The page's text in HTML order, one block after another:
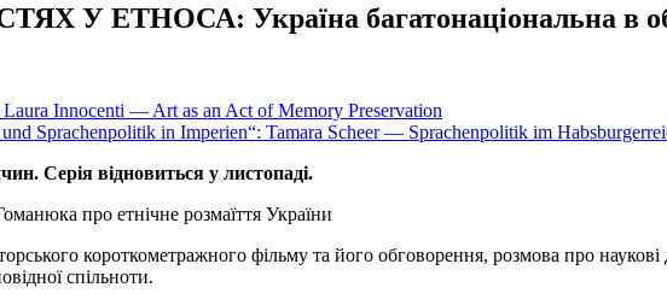
У ЕТНОСА: Україна багатонаціональна в
Innocenti — Art as an Act of Memory Preservation
Sprachenpolitik in Imperien“: Tamara Scheer — Sprachenpolitik im
Серія відновиться у листопаді.
про етнічне розмаїття України
короткометражного фільму та його обговорення, розмова про
спільноти.